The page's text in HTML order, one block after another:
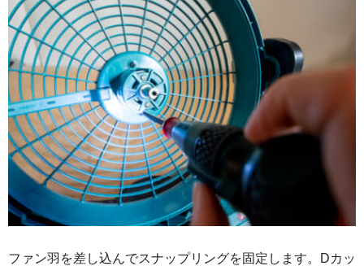
ファン羽を差し込んでスナップリングを固定します。Dカッ